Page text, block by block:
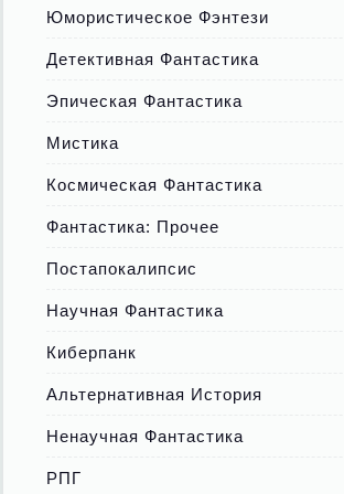
Юмористическое Фэнтези
Детективная Фантастика
Эпическая Фантастика
Мистика
Космическая Фантастика
Фантастика: Прочее
Постапокалипсис
Научная Фантастика
Киберпанк
Альтернативная История
Ненаучная Фантастика
РПГ